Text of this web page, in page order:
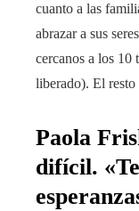
cuanto a las
abrazar a sus
cercanos a los 10
liberado). El resto
Paola
difícil.